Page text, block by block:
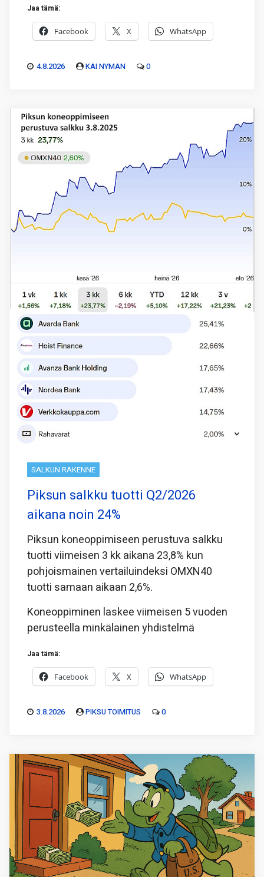
Jaa tämä:
Facebook X WhatsApp
4.8.2026 KAI NYMAN 0
SALKUN RAKENNE
Piksun salkku tuotti Q2/2026
aikana noin 24%
Piksun koneoppimiseen perustuva salkku
tuotti viimeisen 3 kk aikana 23,8% kun
pohjoismainen vertailuindeksi OMXN40
tuotti samaan aikaan 2,6%.
Koneoppiminen laskee viimeisen 5 vuoden
perusteella minkälainen yhdistelmä
Jaa tämä:
Facebook X WhatsApp
3.8.2026 PIKSU TOIMITUS 0